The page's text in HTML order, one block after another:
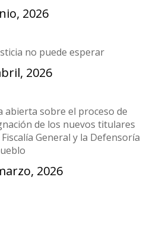
2026
no puede esperar
2026
abierta sobre el proceso de
de los nuevos titulares
General y la Defensoría
2026